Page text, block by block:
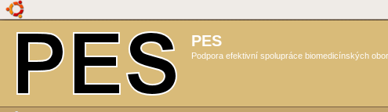
PES
Podpora efektivní spolupráce biomedicínských